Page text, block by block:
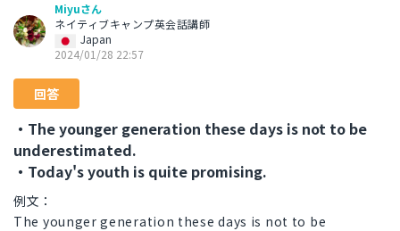
Miyuさん
ネイティブキャンプ英会話講師
Japan
2024/01/28 22:57
回答
・The younger generation these days is not to be
underestimated.
・Today's youth is quite promising.
例文：
The younger generation these days is not to be